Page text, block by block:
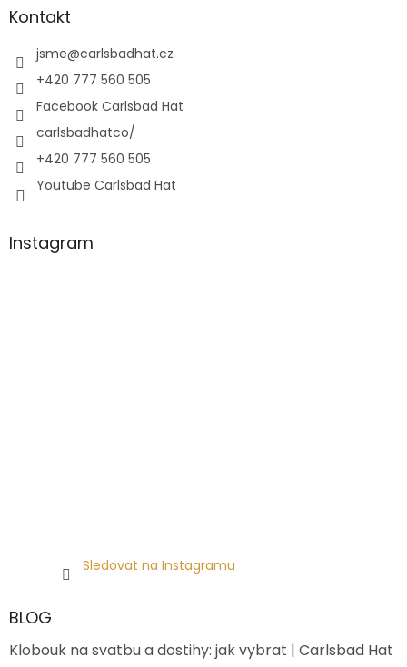
Kontakt
jsme@carlsbadhat.cz
+420 777 560 505
Facebook Carlsbad Hat
carlsbadhatco/
+420 777 560 505
Youtube Carlsbad Hat
Instagram
Sledovat na Instagramu
BLOG
Klobouk na svatbu a dostihy: jak vybrat | Carlsbad Hat